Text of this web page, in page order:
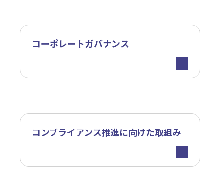
コーポレートガバナンス
コンプライアンス推進に向けた取組み